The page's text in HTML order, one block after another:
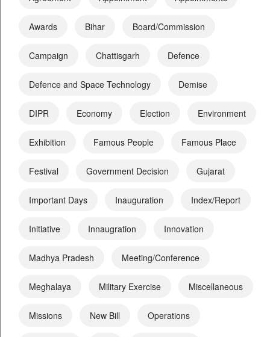
Awards Bihar Board/Commission
Campaign Chattisgarh Defence
Defence and Space Technology Demise
DIPR Economy Election Environment
Exhibition Famous People Famous Place
Festival Government Decision Gujarat
Important Days Inauguration Index/Report
Initiative Innaugration Innovation
Madhya Pradesh Meeting/Conference
Meghalaya Military Exercise Miscellaneous
Missions New Bill Operations